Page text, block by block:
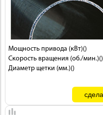
ИНСТРУМЕНТ
Мощность привода (кВт)()
Скорость вращения (об./мин.)()
Диаметр щетки (мм.)()